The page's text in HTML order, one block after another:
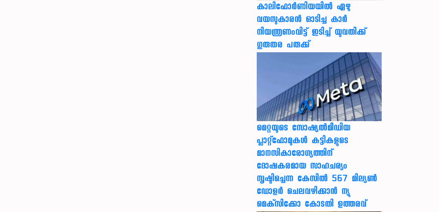
കാലിഫോര്‍ണിയയില്‍ ഏഴു
വയസുകാരന്‍ ഓടിച്ച കാര്‍
നിയന്ത്രണംവിട്ട് ഇടിച്ച് യുവതിക്ക്
ഗുരുതര പരുക്ക്
മെറ്റയുടെ സോഷ്യല്‍മീഡിയ
പ്ലാറ്റ്‌ഫോമുകള്‍ കുട്ടികളുടെ
മാനസികാരോഗ്യത്തിന്
ദോഷകരമായ സാഹചര്യം
സൃഷ്ടിച്ചെന്ന കേസില്‍ 567 മില്യണ്‍
ഡോളര്‍ ചെലവഴിക്കാന്‍ ന്യൂ
മെക്‌സിക്കോ കോടതി ഉത്തരവ്